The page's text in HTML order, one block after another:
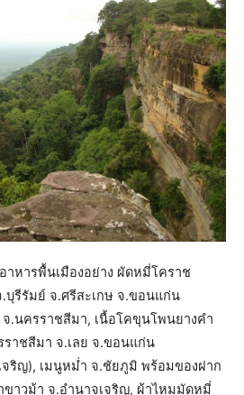
หารพื้นเมืองอย่าง ผัดหมี่โคราช
บุรีรัมย์ จ.ศรีสะเกษ จ.ขอนแก่น
.นครราชสีมา, เนื้อโคขุนโพนยางคำ
าชสีมา จ.เลย จ.ขอนแก่น
จริญ), เมนูหม่ำ จ.ชัยภูมิ พร้อมของฝาก
าวม้า จ.อำนาจเจริญ, ผ้าไหมมัดหมี่